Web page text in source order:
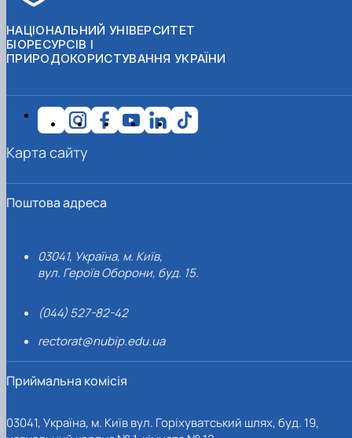
НАЦІОНАЛЬНИЙ УНІВЕРСИТЕТ
БІОРЕСУРСІВ І
ПРИРОДОКОРИСТУВАННЯ УКРАЇНИ
Поштова адреса
03041, Україна, м. Київ,
вул. Героїв Оборони, буд. 15.
(044) 527-82-42
rectorat@nubip.edu.ua
Приймальна комісія
03041, Україна, м. Київ вул. Горіхуватський шлях, буд. 19,
Карта сайту